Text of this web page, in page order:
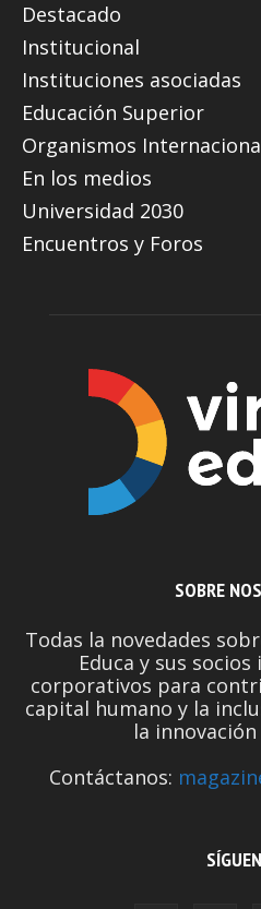
Destacado
Institucional
Instituciones asociadas
Educación Superior
Organismos
En los medios
Universidad 2030
Encuentros y Foros
SOBRE
Todas la novedades
Educa y sus
corporativos para
capital humano y la
la
Contáctanos: